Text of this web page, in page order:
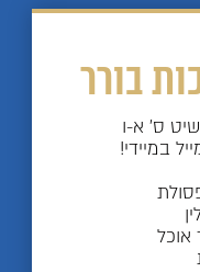
ס' א-ו
במיידי!
אוכל